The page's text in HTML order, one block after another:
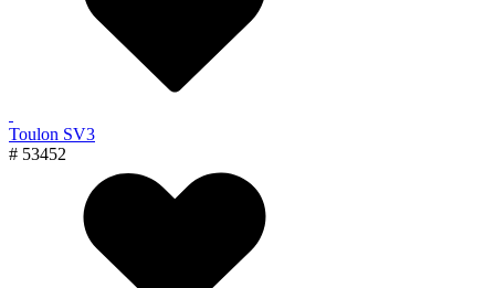
Toulon SV3
# 53452